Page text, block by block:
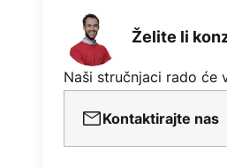
Želite li
Naši stručnjaci rado će
Kontaktirajte nas